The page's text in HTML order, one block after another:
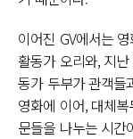
이어진 GV에서는
활동가 오리와, 지
동가 두부가 관객들
영화에 이어, 대체
문들을 나누는 시간